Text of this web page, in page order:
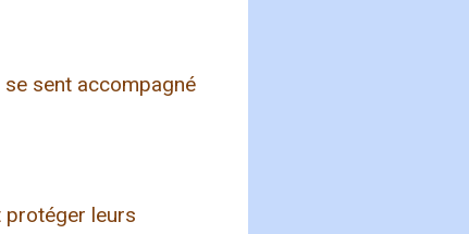
sent accompagné
protéger leurs